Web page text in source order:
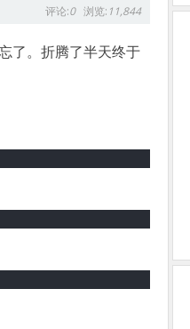
评论:0 浏览: 11,844
了。折腾了半天终于